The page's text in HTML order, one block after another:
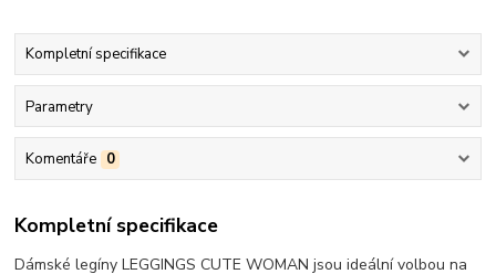
Kompletní specifikace
Parametry
Komentáře 0
Kompletní specifikace
Dámské legíny LEGGINGS CUTE WOMAN jsou ideální volbou na